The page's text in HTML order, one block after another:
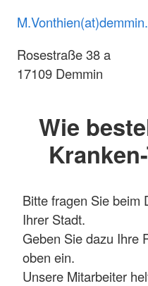
Rosestraße 38 a
17109 Demmin
Wie
Bitte fragen Sie beim
Ihrer Stadt.
Geben Sie dazu Ihre
oben ein.
Unsere Mitarbeiter